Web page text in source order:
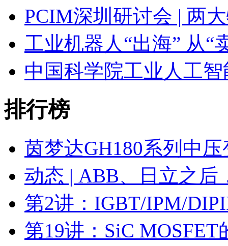
PCIM深圳研讨会 | 两
工业机器人“出海” 从“
中国科学院工业人工
排行榜
茵梦达GH180系列中
动态 | ABB、日立之后
第2讲：IGBT/IPM/
第19讲：SiC